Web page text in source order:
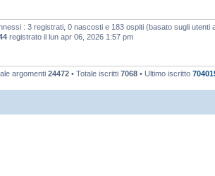
: 3 registrati, 0 nascosti e 183 ospiti (basato sugli utenti
registrato il lun apr 06, 2026 1:57 pm
argomenti 24472 • Totale iscritti 7068 • Ultimo iscritto